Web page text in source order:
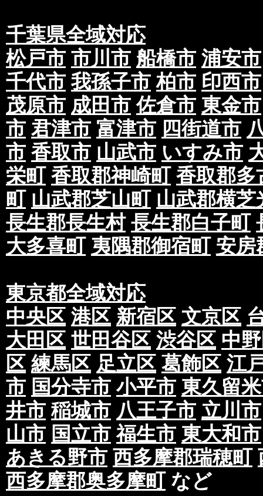
千葉県全域対応
松戸市 市川市 船橋市 浦安市
千代市 我孫子市 柏市 印西市
茂原市 成田市 佐倉市 東金市
市 君津市 富津市 四街道市
市 香取市 山武市 いすみ市
栄町 香取郡神崎町 香取郡多
町 山武郡芝山町 山武郡横芝
長生郡長生村 長生郡白子町
大多喜町 夷隅郡御宿町 安房
東京都全域対応
中央区 港区 新宿区 文京区
大田区 世田谷区 渋谷区 中
区 練馬区 足立区 葛飾区 江
市 国分寺市 小平市 東久留
井市 稲城市 八王子市 立川市
山市 国立市 福生市 東大和市
あきる野市 西多摩郡瑞穂町
西多摩郡奥多摩町など